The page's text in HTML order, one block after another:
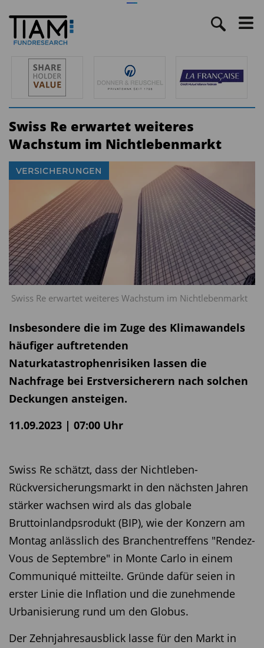
Swiss Re erwartet weiteres
Wachstum im Nichtlebenmarkt
Swiss Re erwartet weiteres Wachstum im Nichtlebenmarkt
VERSICHERUNGEN
Insbesondere die im Zuge des Klimawandels
häufiger auftretenden
Naturkatastrophenrisiken lassen die
Nachfrage bei Erstversicherern nach solchen
Deckungen ansteigen.
11.09.2023 | 07:00 Uhr
Swiss Re schätzt, dass der Nichtleben-
Rückversicherungsmarkt in den nächsten Jahren
stärker wachsen wird als das globale
Bruttoinlandpsrodukt (BIP), wie der Konzern am
Montag anlässlich des Branchentreffens "Rendez-
Vous de Septembre" in Monte Carlo in einem
Communiqué mitteilte. Gründe dafür seien in
erster Linie die Inflation und die zunehmende
Urbanisierung rund um den Globus.
Der Zehnjahresausblick lasse für den Markt in